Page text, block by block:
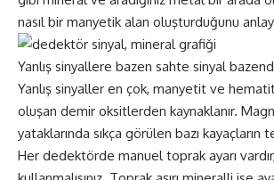
nasıl bir manyetik alan oluşturduğunu
Yanlış sinyallere bazen sahte sinyal
Yanlış sinyaller en çok, manyetit ve
oluşan demir oksitlerden kaynaklanır.
yataklarında sıkça görülen bazı kayaçların
Her dedektörde manuel toprak ayarı